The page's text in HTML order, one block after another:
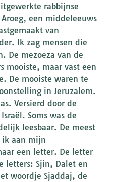
rabbijnse
een middeleeuws
van
Ik zag mensen die
De mezoeza van de
mooiste, maar vast een
De mooiste waren te
in Jeruzalem.
Versierd door de
Soms was de
leesbaar. De meest
ik aan mijn
een letter. De letter
letters: Sjin, Dalet en
woordje Sjaddaj, de